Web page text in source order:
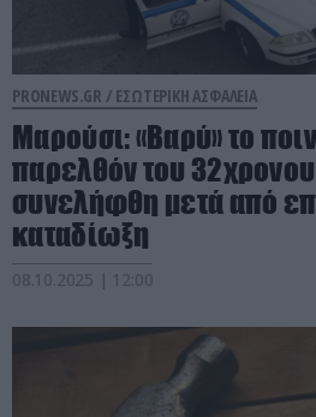
PRONEWS.GR / ΕΣΩΤΕΡΙΚΗ ΑΣΦΑΛΕΙΑ
Μαρούσι: «Βαρύ» το
παρελθόν του
συνελήφθη μετά από
καταδίωξη
08.10.2025 | 12:00